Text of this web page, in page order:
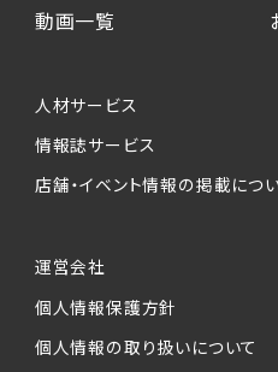
動画一覧
人材サービス
情報誌サービス
店舗・イベント情報の掲載につ
運営会社
個人情報保護方針
個人情報の取り扱いについて